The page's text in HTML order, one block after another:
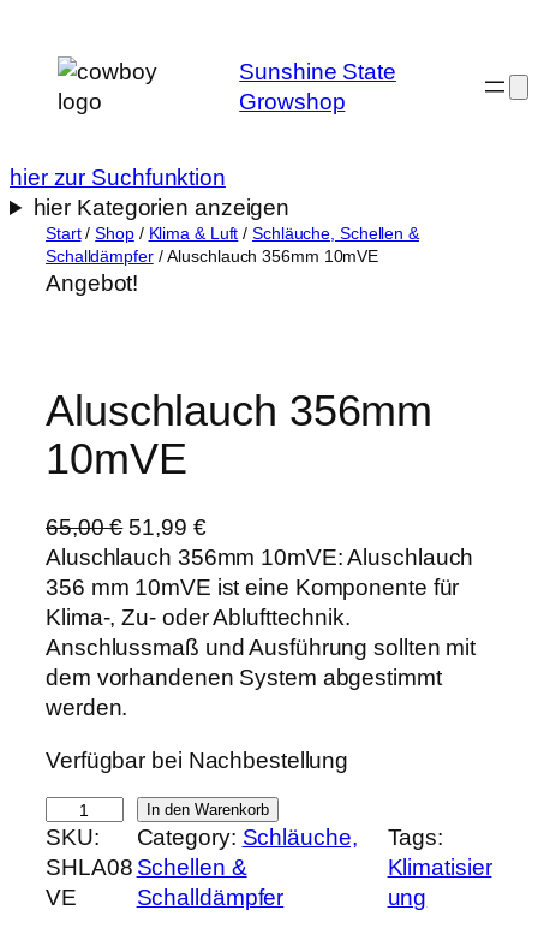
Inhalt
springen
Sunshine State
Growshop
hier zur Suchfunktion
hier Kategorien anzeigen
Start/Shop/ Klima & Luft /Schläuche, Schellen &
Schalldämpfer/ Aluschlauch 356mm 10mVE
Angebot!
Aluschlauch 356mm
10mVE
65,00€ U
r
s
p
r
ü
l
c
h
e
51,99 €A
k
t
u
e
l
r
P
r
e
i
Aluschlauch 356mm 10mVE: Aluschlauch
356 mm 10mVE ist eine Komponente für
Klima-, Zu- oder Ablufttechnik.
Anschlussmaß und Ausführung sollten mit
dem vorhandenen System abgestimmt
werden.
Verfügbar bei Nachbestellung
l
u
s
In den Warenkorb
SKU:
SHLA08
VE
Category: Schläuche,
Schellen &
Schalldämpfer
Tags:
Klimatisier
ung